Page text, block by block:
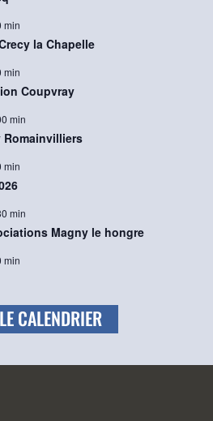
min
la Chapelle
min
Coupvray
min
Romainvilliers
min
min
Magny le hongre
min
CALENDRIER